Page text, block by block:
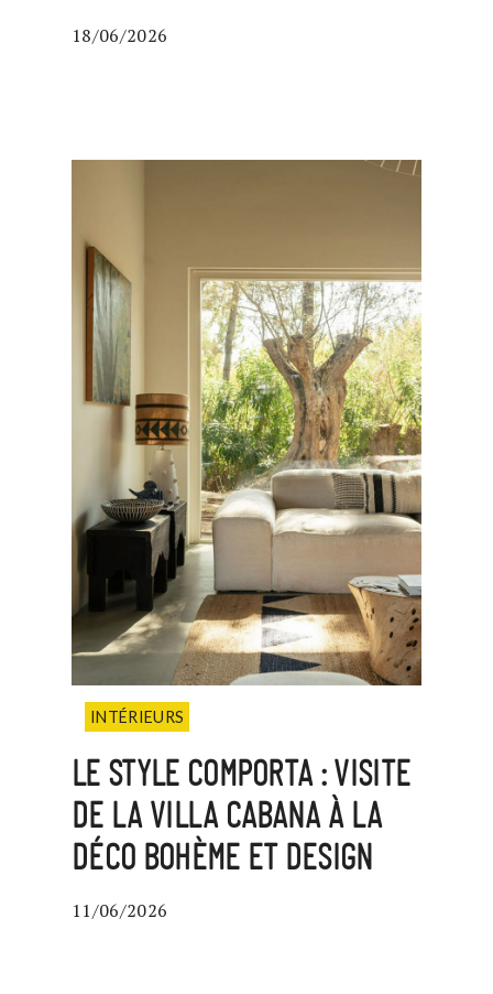
18/06/2026
INTÉRIEURS
LE STYLE COMPORTA : VISITE
DE LA VILLA CABANA À LA
DÉCO BOHÈME ET DESIGN
11/06/2026